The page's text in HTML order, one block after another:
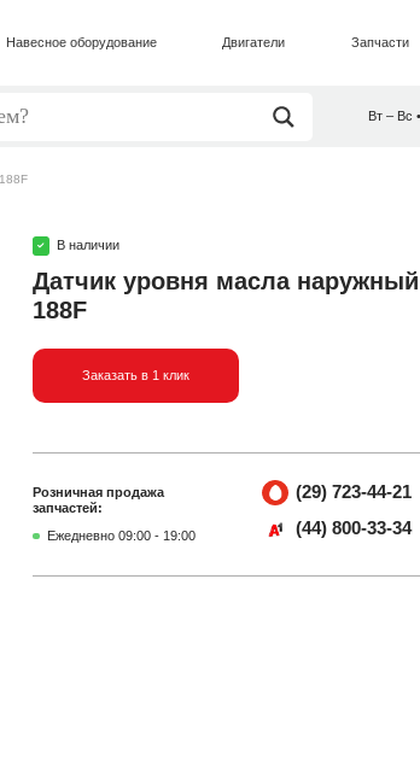
Навесное оборудование Двигатели Запчасти
Вт – Вс
В наличии
Датчик уровня масла наружный
188F
Заказать в 1 клик
Розничная продажа
запчастей:
Ежедневно 09:00 - 19:00
(29) 723-44-21
(44) 800-33-34